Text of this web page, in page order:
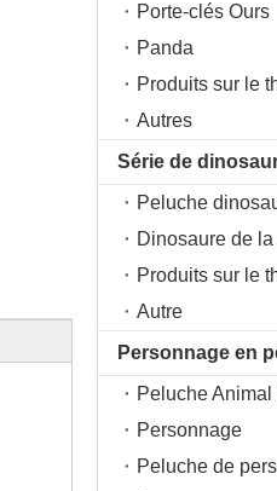
Porte-clés Ours
Panda
Autres
Peluche
Dinosaure de
Autre
Personnage en
Peluche
Personnage